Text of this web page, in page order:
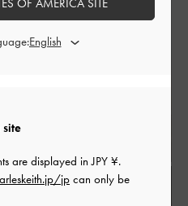
are displayed inJPY ¥.
jpcan only be